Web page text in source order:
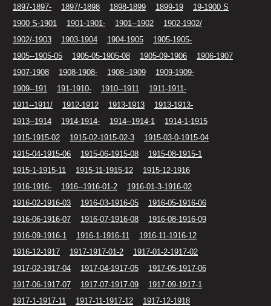
1897-1897-
1897/-1898 1898-1899 1899-19
19-1900 S
1900 S-1901
1901-1901- 1901--1902
1902-1902/
1902/-1903
1903-1904 1904-1905
1905-1905-
1905--1905-05
1905-05-1905-08 1905-09-1906
1906-1907
1907-1908
1908-1908- 1908--1909
1909-1909-
1909--191
191-1910- 1910--1911
1911-1911-
1911--1911/
1912-1912 1913-1913
1913-1913-
1913--1914
1914-1914- 1914--1914-1
1914-1-1915
1915-1915-02
1915-02-1915-02-3
1915-03-0-1915-04
1915-04-1915-06
1915-06-1915-08
1915-08-1915-1
1915-1-1915-11
1915-11-1915-12
1915-12-1916
1916-1916-
1916--1916-01-2
1916-01-3-1916-02
1916-02-1916-03
1916-03-1916-05
1916-05-1916-06
1916-06-1916-07
1916-07-1916-08
1916-08-1916-09
1916-09-1916-1
1916-1-1916-11
1916-11-1916-12
1916-12-1917
1917-1917-01-2
1917-01-2-1917-02
1917-02-1917-04
1917-04-1917-05
1917-05-1917-06
1917-06-1917-07
1917-07-1917-09
1917-09-1917-1
1917-1-1917-11
1917-11-1917-12
1917-12-1918